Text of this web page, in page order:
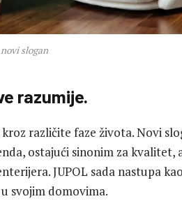
slogan
razumije.
različite faze života. Novi
ostajući sinonim za kvalitet,
JUPOL sada nastupa
svojim domovima.